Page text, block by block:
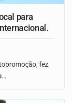
para
fez